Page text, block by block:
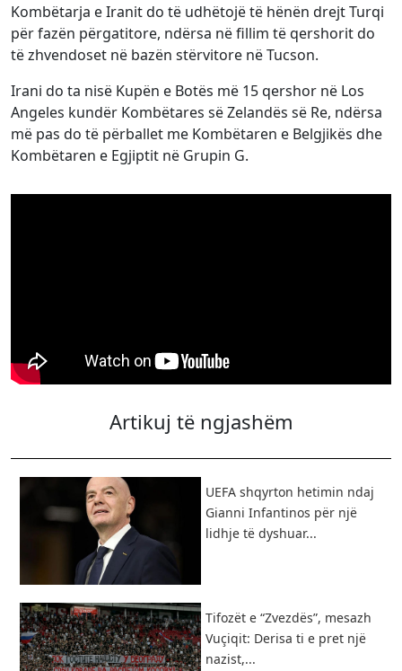
Kombëtarja e Iranit do të udhëtojë të hënën drejt Turqi
për fazën përgatitore, ndërsa në fillim të qershorit do
të zhvendoset në bazën stërvitore në Tucson.
Irani do ta nisë Kupën e Botës më 15 qershor në Los
Angeles kundër Kombëtares së Zelandës së Re, ndërsa
më pas do të përballet me Kombëtaren e Belgjikës dhe
Kombëtaren e Egjiptit në Grupin G.
Artikuj të ngjashëm
UEFA shqyrton hetimin ndaj
Gianni Infantinos për një
lidhje të dyshuar...
Tifozët e “Zvezdës”, mesazh
Vuçiqit: Derisa ti e pret një
nazist,...